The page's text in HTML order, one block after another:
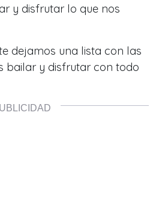
y disfrutar lo que nos
dejamos una lista con las
bailar y disfrutar con todo